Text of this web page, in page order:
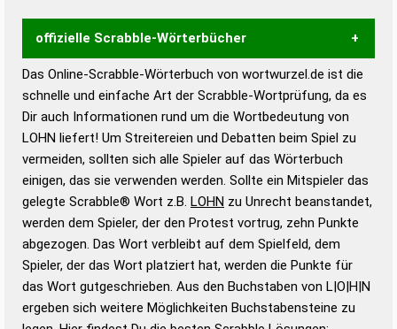
offizielle Scrabble-Wörterbücher
Wortwurzel liefert mit Hilfe eines semantischen
Wortanalyse-Algorithmus gute Anhaltspunkte zu
Wortbedeutung, Worttrennung und Wortform, um die
Gültigkeit eines Wortes für das Scrabble-Spiel zu
bestimmen!
zugelassene Turnier Scrabble-
Wörterbücher sind:
Duden – Standardwerk in 12 Bänden
Duden – Richtiges und gutes
Deutsch
Duden – Die deutsche Grammatik
Das Online-Scrabble-Wörterbuch von wortwurzel.de ist die
schnelle und einfache Art der Scrabble-Wortprüfung, da es
Dir auch Informationen rund um die Wortbedeutung von
LOHN liefert! Um Streitereien und Debatten beim Spiel zu
vermeiden, sollten sich alle Spieler auf das Wörterbuch
einigen, das sie verwenden werden. Sollte ein Mitspieler das
gelegte Scrabble® Wort z.B. LOHN zu Unrecht beanstandet,
werden dem Spieler, der den Protest vortrug, zehn Punkte
abgezogen. Das Wort verbleibt auf dem Spielfeld, dem
Spieler, der das Wort platziert hat, werden die Punkte für
das Wort gutgeschrieben. Aus den Buchstaben von L|O|H|N
ergeben sich weitere Möglichkeiten Buchstabensteine zu